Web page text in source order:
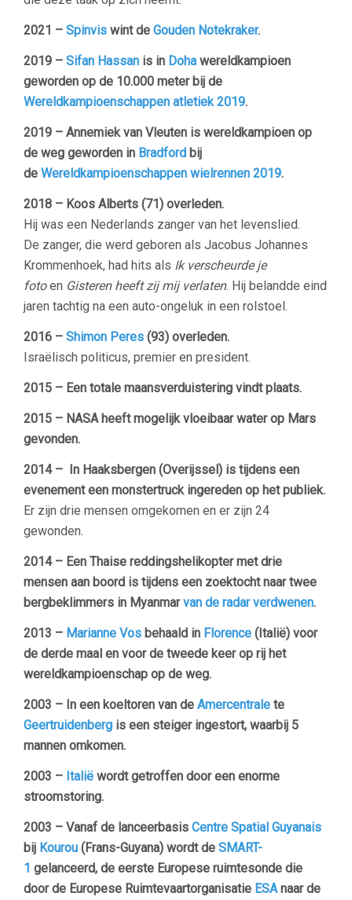
2021 – Spinvis wint de Gouden Notekraker.
2019 – Sifan Hassan is in Doha wereldkampioen
geworden op de 10.000 meter bij de
Wereldkampioenschappen atletiek 2019.
2019 – Annemiek van Vleuten is wereldkampioen op
de weg geworden in Bradford bij
de Wereldkampioenschappen wielrennen 2019.
2018 – Koos Alberts (71) overleden.
Hij was een Nederlands zanger van het levenslied.
De zanger, die werd geboren als Jacobus Johannes
Krommenhoek, had hits als Ik verscheurde je
fotoen Gisteren heeft zij mij verlaten. Hij belandde eind
jaren tachtig na een auto-ongeluk in een rolstoel.
2016 – Shimon Peres (93) overleden.
Israëlisch politicus, premier en president.
2015 – Een totale maansverduistering vindt plaats.
2015 – NASA heeft mogelijk vloeibaar water op Mars
gevonden.
2014 – In Haaksbergen (Overijssel) is tijdens een
evenement een monstertruck ingereden op het publiek.
Er zijn drie mensen omgekomen en er zijn 24
gewonden.
2014 – Een Thaise reddingshelikopter met drie
mensen aan boord is tijdens een zoektocht naar twee
bergbeklimmers in Myanmarvan de radar verdwenen.
2013 – Marianne Vos behaald in Florence (Italië) voor
de derde maal en voor de tweede keer op rij het
wereldkampioenschap op de weg.
2003 – In een koeltoren van de Amercentrale te
Geertruidenberg is een steiger ingestort, waarbij 5
mannen omkomen.
2003 – Italië wordt getroffen door een enorme
stroomstoring.
2003 – Vanaf de lanceerbasis Centre Spatial Guyanais
bij Kourou (Frans-Guyana) wordt de SMART-
1 gelanceerd, de eerste Europese ruimtesonde die
door de Europese Ruimtevaartorganisatie ESA naar de